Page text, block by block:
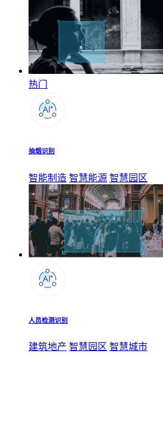
热门
抽烟识别
智能制造 智慧能源 智慧园区
人员检测识别
建筑地产 智慧园区 智慧城市